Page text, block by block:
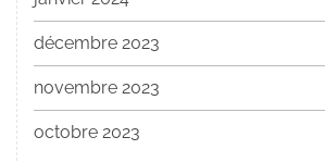
décembre 2023
novembre 2023
octobre 2023